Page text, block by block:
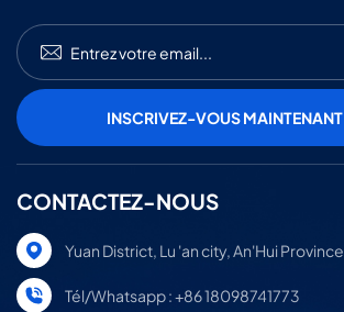
CONTACTEZ-NOUS
Yuan District, Lu 'an city, An'Hui Province
Tél/Whatsapp : +86 18098741773